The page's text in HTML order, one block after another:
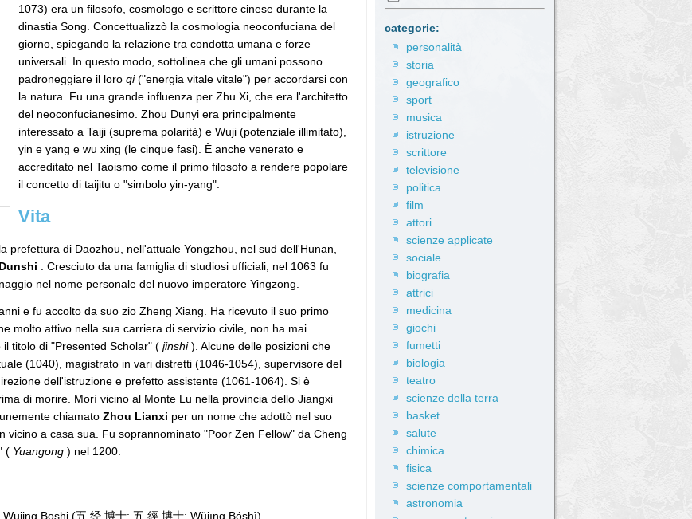
1073) era un filosofo, cosmologo e scrittore cinese durante la
dinastia Song. Concettualizzò la cosmologia neoconfuciana del
giorno, spiegando la relazione tra condotta umana e forze
universali. In questo modo, sottolinea che gli umani possono
padroneggiare il loro qi("energia vitale vitale") per accordarsi con
la natura. Fu una grande influenza per Zhu Xi, che era l'architetto
del neoconfucianesimo. Zhou Dunyi era principalmente
interessato a Taiji (suprema polarità) e Wuji (potenziale illimitato),
yin e yang e wu xing (le cinque fasi). È anche venerato e
accreditato nel Taoismo come il primo filosofo a rendere popolare
il concetto di taijitu o "simbolo yin-yang".
Vita
prefettura di Daozhou, nell'attuale Yongzhou, nel sud dell'Hunan,
. Cresciuto da una famiglia di studiosi ufficiali, nel 1063 fu
nel nome personale del nuovo imperatore Yingzong.
e fu accolto da suo zio Zheng Xiang. Ha ricevuto il suo primo
molto attivo nella sua carriera di servizio civile, non ha mai
titolo di "Presented Scholar" ( jinshi). Alcune delle posizioni che
(1040), magistrato in vari distretti (1046-1054), supervisore del
dell'istruzione e prefetto assistente (1061-1064). Si è
di morire. Morì vicino al Monte Lu nella provincia dello Jiangxi
chiamato Zhou Lianxi per un nome che adottò nel suo
vicino a casa sua. Fu soprannominato "Poor Zen Fellow" da Cheng
( Yuangong ) nel 1200.
Boshi (五 经 博士; 五 經 博士; Wǔjīng Bóshì).
categorie:
personalità
storia
geografico
sport
musica
istruzione
scrittore
televisione
politica
film
attori
scienze applicate
sociale
biografia
attrici
medicina
giochi
fumetti
biologia
teatro
scienze della terra
basket
salute
chimica
fisica
scienze comportamentali
astronomia